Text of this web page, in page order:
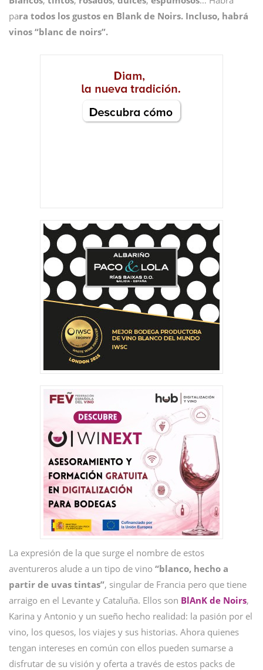
para todos los gustos en Blank de Noirs. Incluso, habrá
vinos “blanc de noirs”.
La expresión de la que surge el nombre de estos
aventureros alude a un tipo de vino “blanco, hecho a
partir de uvas tintas”, singular de Francia pero que tiene
arraigo en el Levante y Cataluña. Ellos son BlAnK de Noirs,
Karina y Antonio y un sueño hecho realidad: la pasión por el
vino, los quesos, los viajes y sus historias. Ahora quienes
tengan intereses en común con ellos pueden sumarse a
disfrutar de su visión y oferta a través de estos packs de